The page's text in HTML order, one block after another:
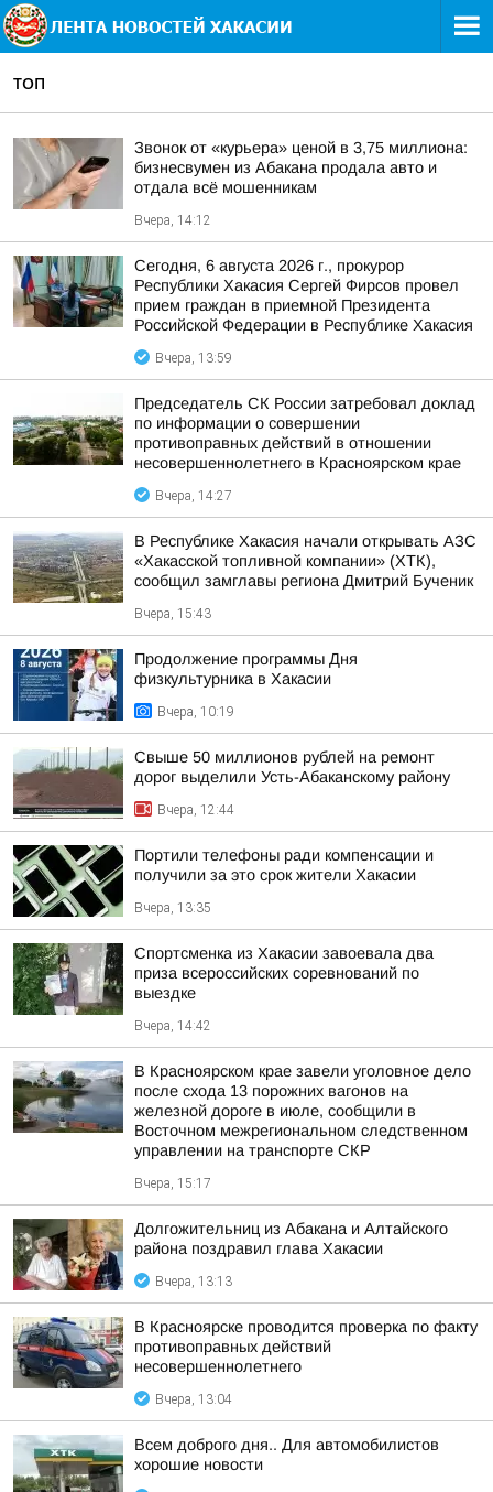
ТОП
Звонок от «курьера» ценой в 3,75 миллиона:
бизнесвумен из Абакана продала авто и
отдала всё мошенникам
Вчера, 14:12
Сегодня, 6 августа 2026 г., прокурор
Республики Хакасия Сергей Фирсов провел
прием граждан в приемной Президента
Российской Федерации в Республике Хакасия
Вчера, 13:59
Председатель СК России затребовал доклад
по информации о совершении
противоправных действий в отношении
несовершеннолетнего в Красноярском крае
Вчера, 14:27
В Республике Хакасия начали открывать АЗС
«Хакасской топливной компании» (ХТК),
сообщил замглавы региона Дмитрий Бученик
Вчера, 15:43
Продолжение программы Дня
физкультурника в Хакасии
Вчера, 10:19
Свыше 50 миллионов рублей на ремонт
дорог выделили Усть-Абаканскому району
Вчера, 12:44
Портили телефоны ради компенсации и
получили за это срок жители Хакасии
Вчера, 13:35
Спортсменка из Хакасии завоевала два
приза всероссийских соревнований по
выездке
Вчера, 14:42
В Красноярском крае завели уголовное дело
после схода 13 порожних вагонов на
железной дороге в июле, сообщили в
Восточном межрегиональном следственном
управлении на транспорте СКР
Вчера, 15:17
Долгожительниц из Абакана и Алтайского
района поздравил глава Хакасии
Вчера, 13:13
В Красноярске проводится проверка по факту
противоправных действий
несовершеннолетнего
Вчера, 13:04
Всем доброго дня.. Для автомобилистов
хорошие новости